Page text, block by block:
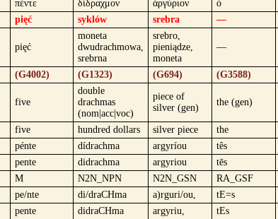
πέντε δίδραχμον ἀργύριον
ὁ
pięć syklów srebra —
pięć
moneta
dwudrachmowa,
srebrna
srebro,
pieniądze,
moneta
—
(G4002) (G1323) (G694) (G3588)
five
double
drachmas
(nom|acc|voc)
piece of
silver (gen)
the (gen)
five hundred dollars silver piece
the
pénte dídrachma argyríou
tês
pente didrachma argyriou
tēs
M N2N_NPN N2N_GSN
RA_GSF
pe/nte di/draCHma a)rguri/ou,
tE=s
pente didraCHma argyriu, tEs